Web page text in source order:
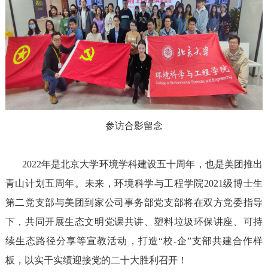
参访合影留念
2022年是北京大学环境学科建设五十周年， 也是美团推出
青山计划五周年。未来，环境科学与工程学院2021级博士生
第二党支部与美团到家公司事务部党支部将在双方党委指导
下，共同开展生态文明党课共讲、 塑料垃圾环保讲座
可持
续生态路径分享等宣教活动， 打造“校-企”支部共建合作样
板， 以实干实绩迎接党的二十大胜利召开！